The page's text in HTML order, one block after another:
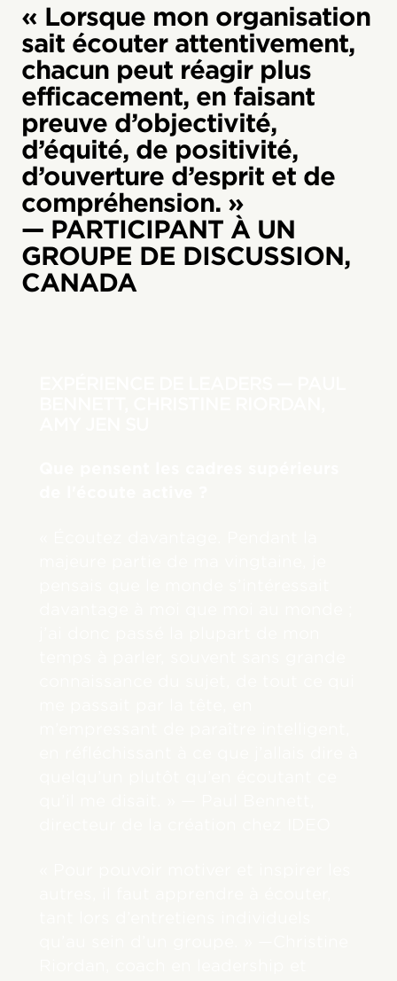
« Lorsque mon organisation
sait écouter attentivement,
chacun peut réagir plus
efficacement, en faisant
preuve d’objectivité,
d’équité, de positivité,
d’ouverture d’esprit et de
compréhension. »
— PARTICIPANT À UN
GROUPE DE DISCUSSION,
CANADA